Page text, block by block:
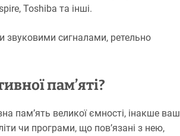
Toshiba та інші.
звуковими сигналами, ретельно
пам’яті?
пам’ять великої ємності, інакше ваш
чи програми, що пов’язані з нею,